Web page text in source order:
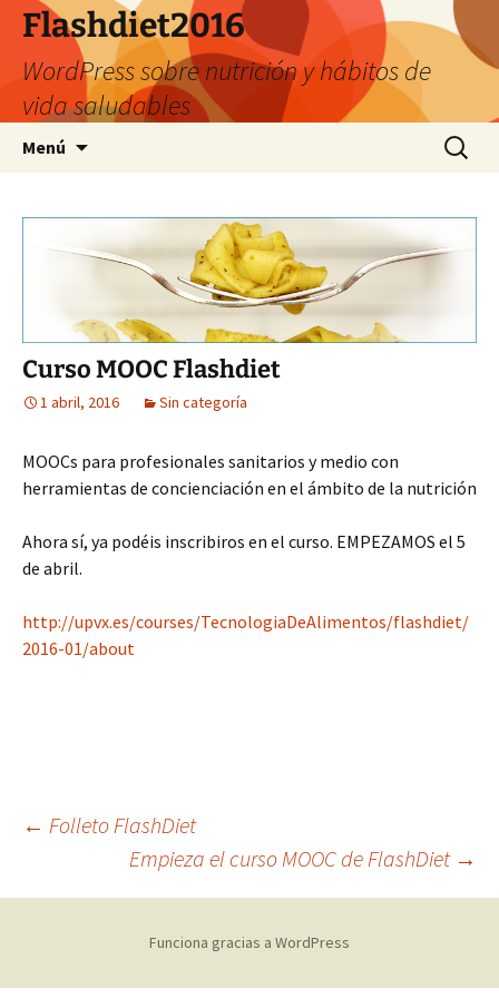
Saltar
contenido
Flashdiet2016
WordPress sobre nutrición y hábitos de
vida saludables
Menú Buscar:
Curso MOOC Flashdiet
1 abril, 2016 Sin categoría
MOOCs para profesionales sanitarios y medio con
herramientas de concienciación en el ámbito de la nutrición
Ahora sí, ya podéis inscribiros en el curso. EMPEZAMOS el 5
de abril.
http://upvx.es/courses/TecnologiaDeAlimentos/flashdiet/
2016-01/about
Navegación
de
entradas
← Folleto FlashDiet
Empieza el curso MOOC de FlashDiet →
Funciona gracias a WordPress